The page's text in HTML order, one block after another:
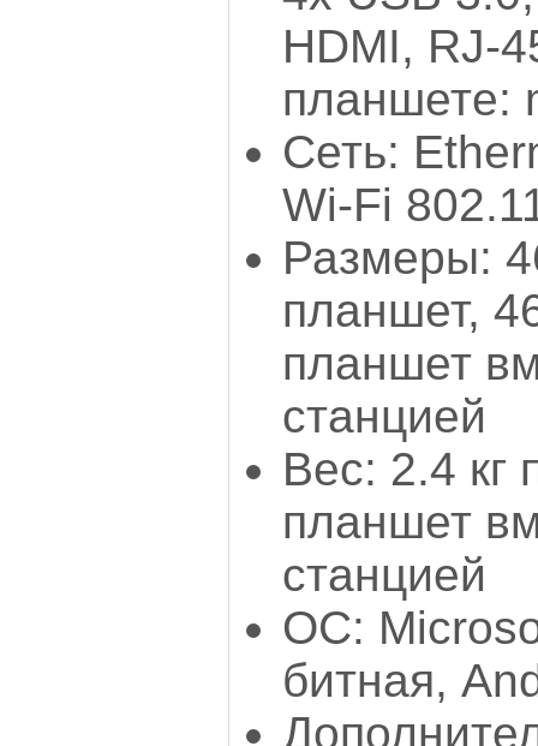
HDMI, RJ-
планшете:
Сеть:
Wi-Fi
Размеры:
планшет,
планшет
станцией
Вес: 2.4 кг
планшет
станцией
ОС:
битная,